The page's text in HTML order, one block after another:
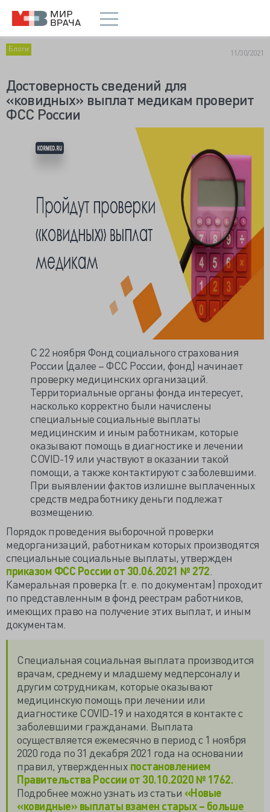
Блоги 11/30/2021
Достоверность сведений для
«ковидных» выплат медикам проверит
ФСС России
С 22 ноября Фонд социального страхования
России (далее – ФСС России, фонд) начинает
проверку медицинских организаций.
Территориальные органы фонда интересует,
насколько корректно были начислены
специальные социальные выплаты
медицинским и иным работникам, которые
оказывают помощь в диагностике и лечении
COVID-19 или участвуют в оказании такой
помощи, а также контактируют с заболевшими.
При выявлении фактов излишне выплаченных
средств медработнику деньги подлежат
возмещению.
Порядок проведения выборочной проверки
медорганизаций, работникам которых производятся
специальные социальные выплаты, утвержден
приказом ФСС России от 30.06.2021 № 272
Камеральная проверка (т. е. по документам) проходит
по представленным в фонд реестрам работников,
имеющих право на получение этих выплат, и иным
документам.
Специальная социальная выплата производится
врачам, среднему и младшему медперсоналу и
другим сотрудникам, которые оказывают
медицинскую помощь при лечении или
диагностике COVID-19 и находятся в контакте с
заболевшими гражданами. Выплата
осуществляется ежемесячно в период с 1 ноября
2020 года по 31 декабря 2021 года на основании
правил, утвержденных постановлением
Правительства России от 30.10.2020 № 1762.
Подробнее можно узнать из статьи «Новые
«ковидные» выплаты взамен старых – больше